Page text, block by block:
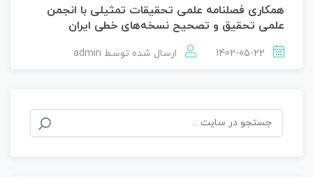
همکاری فصلنامه علمی تحقیقات تمثیلی با انجمن
علمی تحقیق و تصحیح نسخه‌های خطی ایران
ارسال شده توسط admin
جستجو
برای: